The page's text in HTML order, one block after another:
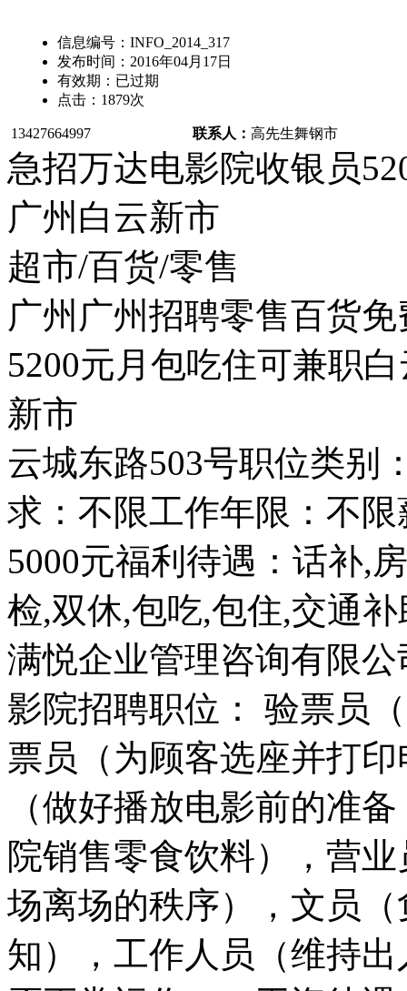
信息编号： INFO_2014_317
发布时间： 2016年04月17日
有效期： 已过期
点击： 1879次
13427664997 联系人： 高先生舞钢市
急招万达电影院收银员
广州白云新市
超市/百货/零售
广州广州招聘零售百货
5200元月包吃住可兼职
新市
云城东路503号职位类别
求：不限工作年限：不限
5000元福利待遇：话补,
检,双休,包吃,包住,交通
满悦企业管理咨询有限
影院招聘职位： 验票员
票员（为顾客选座并打
（做好播放电影前的准
院销售零食饮料），营
场离场的秩序），文员
知），工作人员（维持